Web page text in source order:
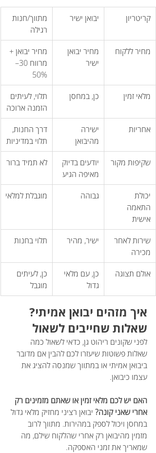
קריטריון יבואן ישיר
מתווך/חנות
רגילה
מחיר ללקוח
מחיר יבואן
ישיר
מחיר יבואן +
מרווח 30–
50%
מלאי זמין
כן, במחסן
תלוי, לעיתים
הזמנה ארוכה
אחריות
ישירה
מהיבואן
דרך החנות,
תלוי במדיניות
שקיפות מקור
יודעים בדיוק
מאיפה הגיע
לא תמיד ברור
יכולת
התאמה
אישית
גבוהה מוגבלת למלאי
שירות לאחר
מכירה
ישיר, מהיר תלוי בחנות
אולם תצוגה
כן, עם מלאי
גדול
כן, לעיתים
מוגבל
איך מזהים יבואן אמיתי?
שאלות שחייבים לשאול
לפני שקונים ריהוט גן, כדאי לשאול כמה
שאלות פשוטות שיעזרו לכם להבין אם מדובר
ביבואן אמיתי או במתווך שמנסה להציג את
עצמו כיבואן.
האם יש לכם מלאי זמין או שאתם מזמינים רק
אחרי שאני קונה? יבואן רציני מחזיק מלאי גדול
במחסן ויכול לספק במהירות. מתווך לרוב
מזמין מהיבואן רק אחרי שהלקוח שילם, מה
שמאריך את זמני האספקה.